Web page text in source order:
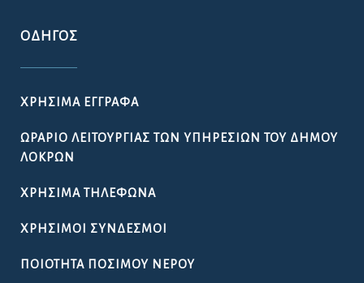
ΟΔΗΓΌΣ
ΧΡΉΣΙΜΑ ΈΓΓΡΑΦΑ
ΩΡΆΡΙΟ ΛΕΙΤΟΥΡΓΊΑΣ ΤΩΝ ΥΠΗΡΕΣΙΏΝ ΤΟΥ ΔΉΜΟΥ
ΛΟΚΡΏΝ
ΧΡΉΣΙΜΑ ΤΗΛΈΦΩΝΑ
ΧΡΉΣΙΜΟΙ ΣΎΝΔΕΣΜΟΙ
ΠΟΙΌΤΗΤΑ ΠΌΣΙΜΟΥ ΝΕΡΟΎ